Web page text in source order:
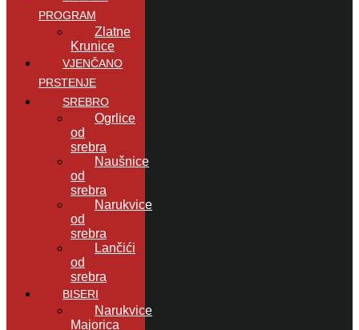
PROGRAM
Zlatne
Krunice
VJENČANO
PRSTENJE
SREBRO
Ogrlice
od
srebra
Naušnice
od
srebra
Narukvice
od
srebra
Lančići
od
srebra
BISERI
Narukvice
Majorica